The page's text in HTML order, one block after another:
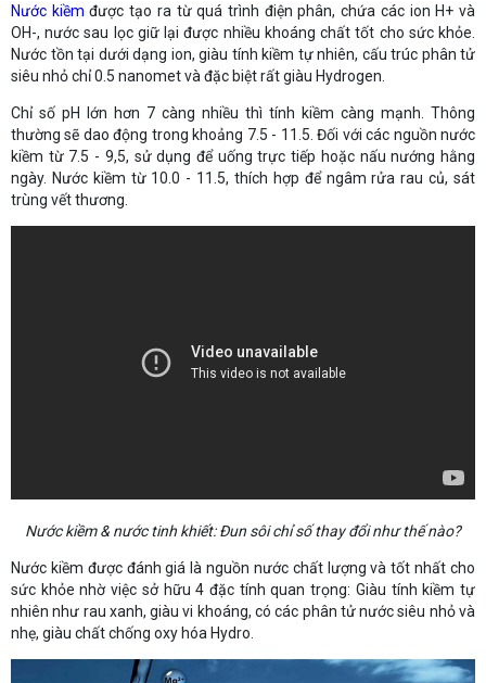
Nước kiềm được tạo ra từ quá trình điện phân, chứa các ion H+ và
OH-, nước sau lọc giữ lại được nhiều khoáng chất tốt cho sức khỏe.
Nước tồn tại dưới dạng ion, giàu tính kiềm tự nhiên, cấu trúc phân tử
siêu nhỏ chỉ 0.5 nanomet và đặc biệt rất giàu Hydrogen.
Chỉ số pH lớn hơn 7 càng nhiều thì tính kiềm càng mạnh. Thông
thường sẽ dao động trong khoảng 7.5 - 11.5. Đối với các nguồn nước
kiềm từ 7.5 - 9,5, sử dụng để uống trực tiếp hoặc nấu nướng hằng
ngày. Nước kiềm từ 10.0 - 11.5, thích hợp để ngâm rửa rau củ, sát
trùng vết thương.
Nước kiềm & nước tinh khiết: Đun sôi chỉ số thay đổi như thế nào?
Nước kiềm được đánh giá là nguồn nước chất lượng và tốt nhất cho
sức khỏe nhờ việc sở hữu 4 đặc tính quan trọng: Giàu tính kiềm tự
nhiên như rau xanh, giàu vi khoáng, có các phân tử nước siêu nhỏ và
nhẹ, giàu chất chống oxy hóa Hydro.